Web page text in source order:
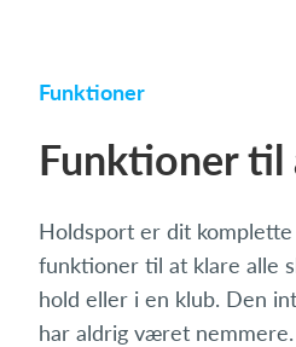
Funktioner
Funktioner til
Holdsport er dit
funktioner til at klare alle
hold eller i en klub. Den
har aldrig været nemmere.